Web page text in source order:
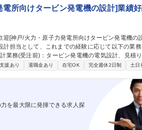
所向けタービン発電機の設計]業績
担当として、これまでの経験に応じて以下の業
業務(受注前)：タービン発電機の電気設計、見積
お客様への技術提案、仕様に関わる交渉(3)．詳細
産設計業務(受注後)：タービン発電機の構造設計、
★第二新卒歓迎[神戸/火力・原子力
援あり 退職金あり 在宅OK 完全週休2日制 土日
を最大限に発揮できる求人探